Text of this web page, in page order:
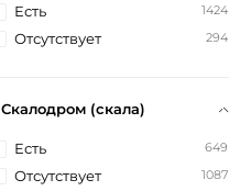
Есть 1424
Отсутствует 294
Скалодром (скала)
Есть 649
Отсутствует 1087